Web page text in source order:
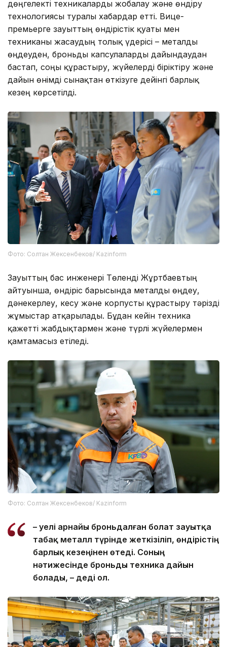
дөңгелекті техникаларды жобалау және өндіру
технологиясы туралы хабардар етті. Вице-
премьерге зауыттың өндірістік қуаты мен
техниканы жасаудың толық үдерісі – металды
өңдеуден, броньды капсулаларды дайындаудан
бастап, соңғы құрастыру, жүйелерді біріктіру және
дайын өнімді сынақтан өткізуге дейінгі барлық
кезең көрсетілді.
Фото: Солтан Жексенбеков/ Kazinform
Зауыттың бас инженері Төленді Жұртбаевтың
айтуынша, өндіріс барысында металды өңдеу,
дәнекерлеу, кесу және корпусты құрастыру тәрізді
жұмыстар атқарылады. Бұдан кейін техника
қажетті жабдықтармен және түрлі жүйелермен
қамтамасыз етіледі.
Фото: Солтан Жексенбеков/ Kazinform
– Әуелі арнайы броньдалған болат зауытқа
табақ металл түрінде жеткізіліп, өндірістің
барлық кезеңінен өтеді. Соның
нәтижесінде броньды техника дайын
болады, – деді ол.